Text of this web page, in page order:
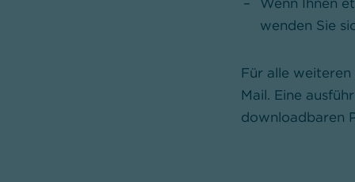
wenden Sie
Für alle
Mail. Eine
downloadbaren